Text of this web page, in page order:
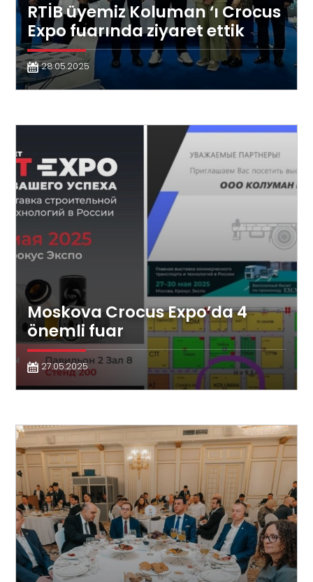
RTİB üyemiz Koluman ‘ı Crocus
Expo fuarında ziyaret ettik
28.05.2025
Moskova Crocus Expo’da 4
önemli fuar
27.05.2025